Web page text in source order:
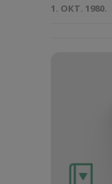
1. ОКТ. 1980.